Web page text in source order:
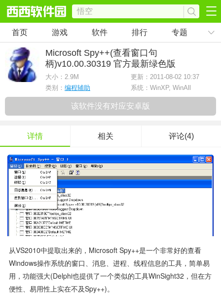
首页 游戏 软件 排行 专题
Microsoft Spy++(查看窗口句
柄)v10.00.30319 官方最新绿色版
大小： 2.9M
更新：2011-08-02 10:37
类别： 编程辅助 系统：WinXP, WinAll
该软件没有对应安卓版
详情 相关 评论(4)
从VS2010中提取出来的，Microsoft Spy++是一个非常好的查看
Windows操作系统的窗口、消息、进程、线程信息的工具，简单易
用，功能强大(Delphi也提供了一个类似的工具WinSight32，但在方
便性、易用性上实在不及Spy++)。